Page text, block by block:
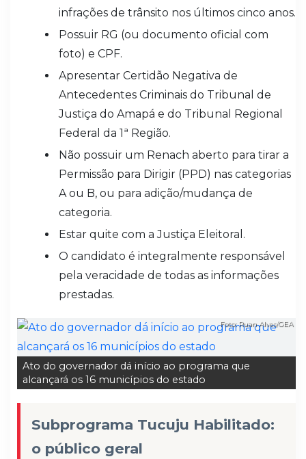
infrações de trânsito nos últimos cinco anos.
Possuir RG (ou documento oficial com
foto) e CPF.
Apresentar Certidão Negativa de
Antecedentes Criminais do Tribunal de
Justiça do Amapá e do Tribunal Regional
Federal da 1ª Região.
Não possuir um Renach aberto para tirar a
Permissão para Dirigir (PPD) nas categorias
A ou B, ou para adição/mudança de
categoria.
Estar quite com a Justiça Eleitoral.
O candidato é integralmente responsável
pela veracidade de todas as informações
prestadas.
Ato do governador dá início ao programa que
alcançará os 16 municípios do estado
Foto: Ruan Alves/GEA
Subprograma Tucuju Habilitado:
o público geral